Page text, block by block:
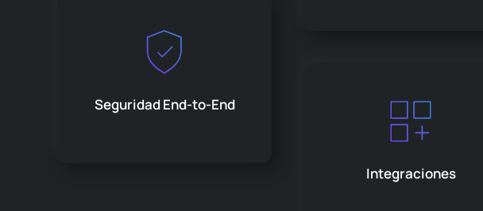
Seguridad End-to-End
Integraciones